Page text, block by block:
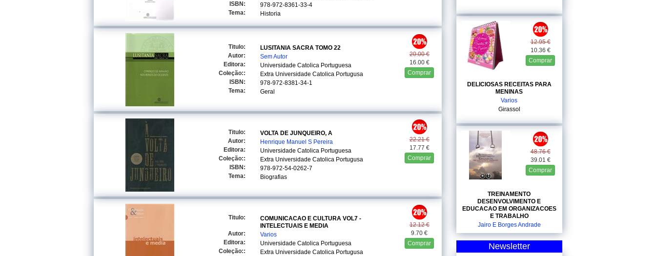
ISBN:
978-972-8361-33-4
Tema:
Historia
20.00 €
16.00 €
Comprar
Titulo:
LUSITANIA SACRA TOMO 22
Autor:
Sem Autor
Editora:
Universidade Catolica Portuguesa
Coleção::
Extra Universidade Catolica Portugusa
ISBN:
978-972-8381-34-1
Tema:
Geral
22.21 €
17.77 €
Comprar
Titulo:
VOLTA DE JUNQUEIRO, A
Autor:
Henrique Manuel S Pereira
Editora:
Universidade Catolica Portuguesa
Coleção::
Extra Universidade Catolica Portugusa
ISBN:
978-972-54-0262-7
Tema:
Biografias
12.12 €
9.70 €
Comprar
Titulo:
COMUNICACAO E CULTURA VOL7 -
INTELECTUAIS E MEDIA
Autor:
Varios
Editora:
Universidade Catolica Portuguesa
Coleção::
Extra Universidade Catolica Portugusa
12.95 €
10.36 €
Comprar
DELICIOSAS RECEITAS PARA
MENINAS
Varios
Girassol
48.76 €
39.01 €
Comprar
TREINAMENTO
DESENVOLVIMENTO E
EDUCACAO EM ORGANIZACOES
E TRABALHO
Jairo E Borges Andrade
Bookman
Newsletter